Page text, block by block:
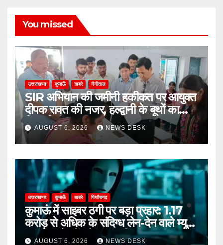
You missed
उत्तराखण्ड कुमाऊँ खबरे नैनीताल
SIR अभियान की जमीनी हकीकत पर आयुक्त
दीपक रावत की नजर, हल्द्वानी के बूथों का
किया निरीक्षण
AUGUST 6, 2026 NEWS DESK
उत्तराखण्ड कुमाऊँ खबरे पिथौरागढ़
कुमाऊं में साइबर ठगी पर बड़ा प्रहार: 1.17
करोड़ से अधिक के संदिग्ध लेन-देन वाले म्यूल
अकाउंट गैंग के दो सदस्य गिरफ्तार
AUGUST 6, 2026 NEWS DESK